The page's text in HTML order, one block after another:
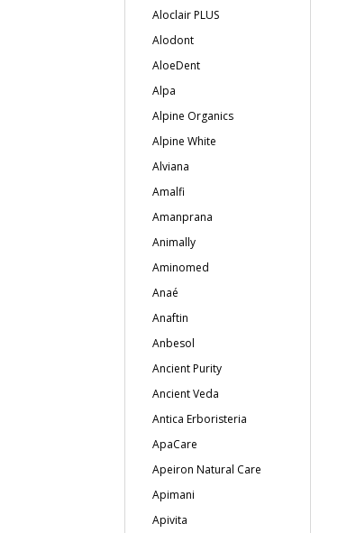
Aloclair PLUS
Alodont
AloeDent
Alpa
Alpine Organics
Alpine White
Alviana
Amalfi
Amanprana
Animally
Aminomed
Anaé
Anaftin
Anbesol
Ancient Purity
Ancient Veda
Antica Erboristeria
ApaCare
Apeiron Natural Care
Apimani
Apivita